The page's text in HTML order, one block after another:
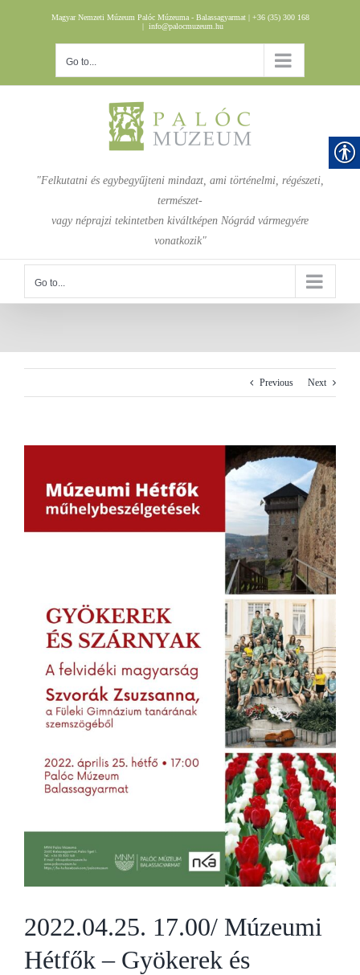
Magyar Nemzeti Múzeum Palóc Múzeuma - Balassagyarmat | +36 (35) 300 168
| info@palocmuzeum.hu
Go to...
"Felkutatni és egybegyűjteni mindazt, ami történelmi, régészeti,
természet-
vagy néprajzi tekintetben kiváltképen Nógrád vármegyére
vonatkozik"
Go to...
Previous Next
Image
2022.04.25. 17.00/ Múzeumi
Hétfők – Gyökerek és